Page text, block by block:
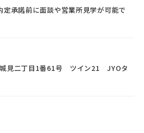
定承諾前に面談や営業所見学が可能で
城見二丁目1番61号 ツイン21 JYOタ